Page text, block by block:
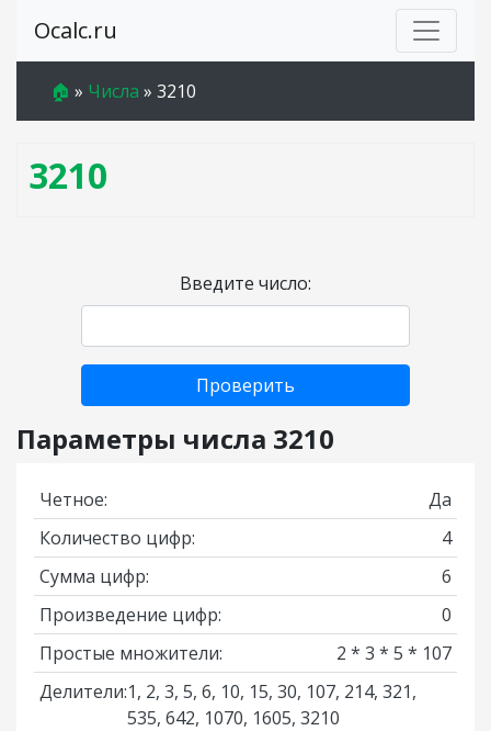
Ocalc.ru
🏠 » Числа » 3210
3210
Введите число:
Проверить
Параметры числа 3210
Четное:
Да
Количество цифр:
4
Сумма цифр:
6
Произведение цифр:
0
Простые множители:
2 * 3 * 5 * 107
Делители:1, 2, 3, 5, 6, 10, 15, 30, 107, 214, 321,
535, 642, 1070, 1605, 3210